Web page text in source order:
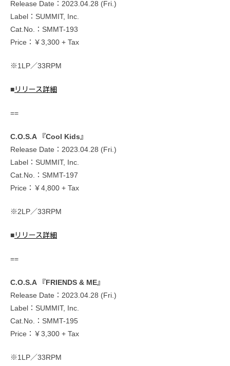
Release Date：2023.04.28 (Fri.)
Label：SUMMIT, Inc.
Cat.No.：SMMT-193
Price：￥3,300 + Tax
※1LP／33RPM
■リリース詳細
==
C.O.S.A 『Cool Kids』
Release Date：2023.04.28 (Fri.)
Label：SUMMIT, Inc.
Cat.No.：SMMT-197
Price：￥4,800 + Tax
※2LP／33RPM
■リリース詳細
==
C.O.S.A 『FRIENDS & ME』
Release Date：2023.04.28 (Fri.)
Label：SUMMIT, Inc.
Cat.No.：SMMT-195
Price：￥3,300 + Tax
※1LP／33RPM